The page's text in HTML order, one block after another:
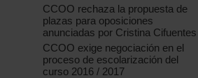
CCOO rechaza la propuesta de
plazas para oposiciones
anunciadas por Cristina Cifuentes
CCOO exige negociación en el
proceso de escolarización del
curso 2016 / 2017